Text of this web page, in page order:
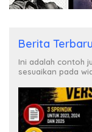
Berita Terbaru
Ini adalah contoh
sesuaikan pada